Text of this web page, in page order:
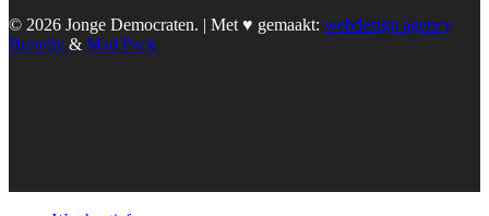
© 2026 Jonge Democraten. | Met ♥︎ gemaakt: webdesign agency
Brendly & Mad Pack